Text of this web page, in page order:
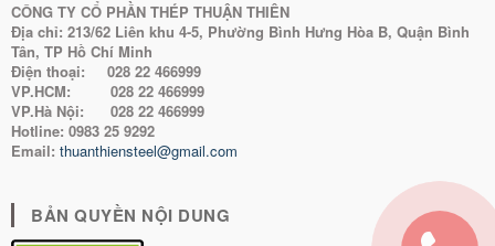
CÔNG TY CỔ PHẦN THÉP THUẬN THIÊN
Địa chỉ: 213/62 Liên khu 4-5, Phường Bình Hưng Hòa B, Quận Bình
Tân, TP Hồ Chí Minh
Điện thoại:
028 22 466999
VP.HCM:
028 22 466999
VP.Hà Nội:
028 22 466999
Hotline: 0983 25 9292
Email: thuanthiensteel@gmail.com
BẢN QUYỀN NỘI DUNG